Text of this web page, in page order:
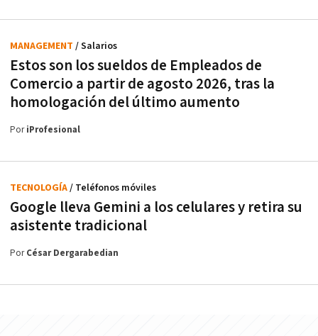
Estos son los sueldos de Empleados de
Comercio a partir de agosto 2026, tras la
homologación del último aumento
MANAGEMENT / Salarios
PoriProfesional
Google lleva Gemini a los celulares y retira su
asistente tradicional
TECNOLOGÍA/ Teléfonos móviles
PorCésar Dergarabedian